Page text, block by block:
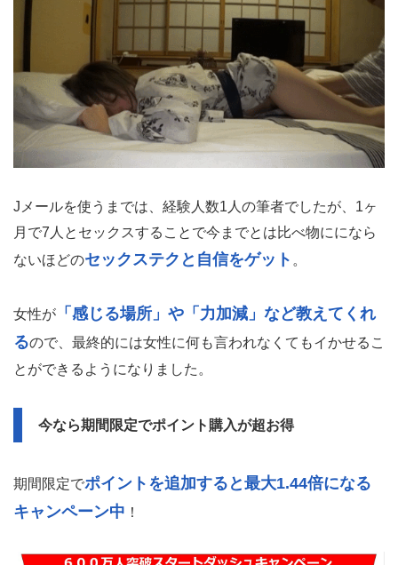
Jメールを使うまでは、経験人数1人の筆者でしたが、1ヶ
月で7人とセックスすることで今までとは比べ物にになら
ないほどのセックステクと自信をゲット 。
女性が 「感じる場所」や「力加減」など教えてくれ
るので、最終的には女性に何も言われなくてもイかせるこ
とができるようになりました。
今なら期間限定でポイント購入が超お得
期間限定でポイントを追加すると最大1.44倍になる
キャンペーン中 ！